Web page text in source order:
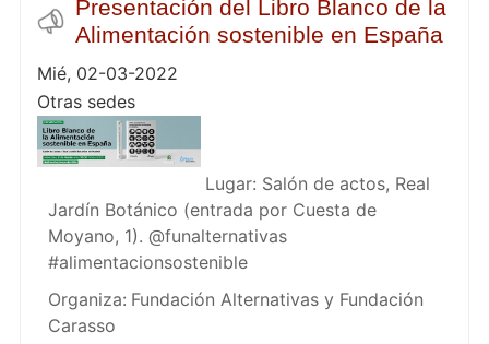
Presentación del Libro Blanco de la
Alimentación sostenible en España
Mié, 02-03-2022
Otras sedes
Lugar: Salón de actos, Real
Jardín Botánico (entrada por Cuesta de
Moyano, 1). @funalternativas
#alimentacionsostenible
Organiza: Fundación Alternativas y Fundación
Carasso